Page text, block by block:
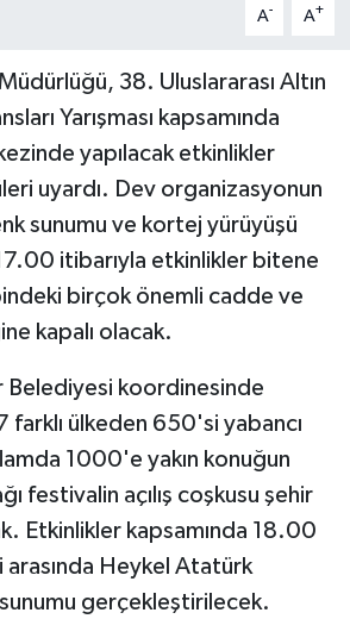
A- A+
38. Uluslararası Altın
Yarışması kapsamında
yapılacak etkinlikler
uyardı. Dev organizasyonun
sunumu ve kortej yürüyüşü
itibarıyla etkinlikler bitene
birçok önemli cadde ve
kapalı olacak.
Belediyesi koordinesinde
farklı ülkeden 650'si yabancı
1000'e yakın konuğun
festivalin açılış coşkusu şehir
Etkinlikler kapsamında 18.00
Heykel Atatürk
gerçekleştirilecek.